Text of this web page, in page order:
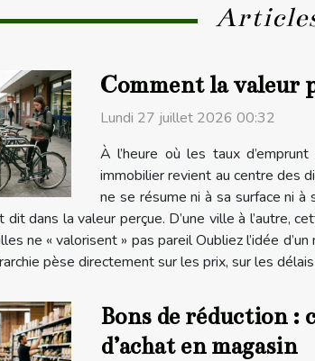
Comment la valeur
Lundi 27 juillet 2026 00:32
À l’heure où les taux
immobilier revient au centre des
ne se résume ni à sa surface ni
dans la valeur perçue. D’une ville à l’autre,
ne « valorisent » pas pareil Oubliez l’idée
pèse directement sur les prix, sur les
Bons de réduction :
d’achat en magasin